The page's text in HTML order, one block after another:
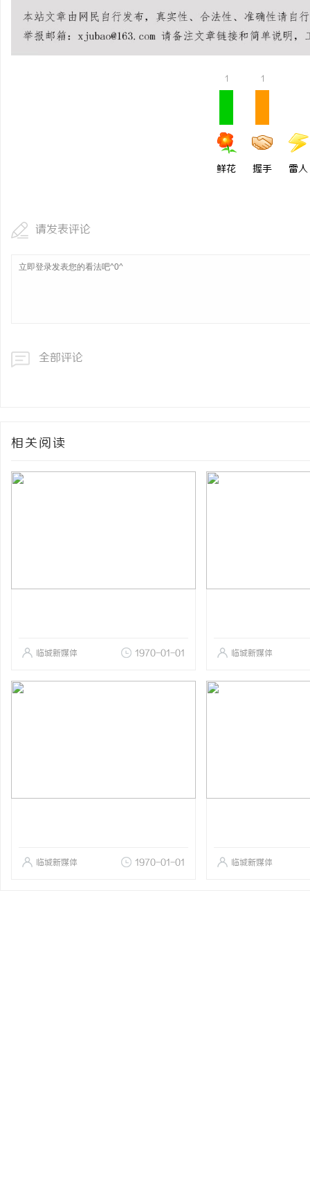
1
鲜花
1
握手 雷人
请发表评论
全部评论
相关阅读
临城新媒体 1970-01-01 临城新媒体
临城新媒体 1970-01-01 临城新媒体